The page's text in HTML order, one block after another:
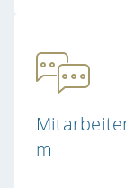
m